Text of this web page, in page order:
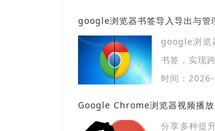
google浏览器书签导入导出与管
google浏览
书签，实现
浏览器体验
时间：
Google Chrome浏览器视频播
分享多种提